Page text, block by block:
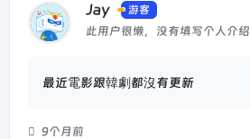
Jay 游客
此用户很懒，没有填写个人介绍
最近電影跟韓劇都沒有更新
9个月前